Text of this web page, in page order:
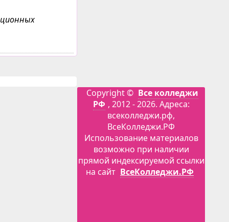
Copyright © Все колледжи
РФ , 2012 - 2026. Адреса:
всеколледжи.рф,
ВсеКолледжи.РФ
Использование материалов
возможно при наличии
прямой индексируемой ссылки
на сайт ВсеКолледжи.РФ